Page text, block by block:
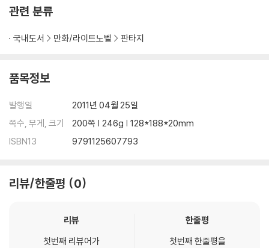
관련 분류
국내도서 만화/라이트노벨 판타지
품목정보
발행일
2011년 04월 25일
쪽수, 무게, 크기
200쪽 | 246g | 128*188*20mm
ISBN13
9791125607793
리뷰/한줄평 0
리뷰
첫번째 리뷰어가
한줄평
첫번째 한줄평을